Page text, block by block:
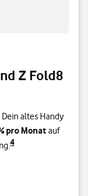
Z Fold8
Dein altes Handy
pro Monatauf
4